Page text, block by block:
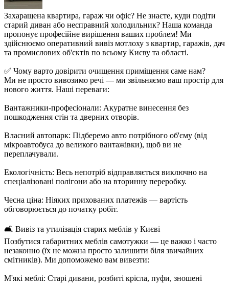
Захаращена квартира, гараж чи офіс? Не знаєте, куди подіти
старий диван або несправний холодильник? Наша команда
пропонує професійне вирішення ваших проблем! Ми
здійснюємо оперативний вивіз мотлоху з квартир, гаражів, дач
та промислових об'єктів по всьому Києву та області.
✅ Чому варто довірити очищення приміщення саме нам?
Ми не просто вивозимо речі — ми звільняємо ваш простір для
нового життя. Наші переваги:
Вантажники-професіонали: Акуратне винесення без
пошкодження стін та дверних отворів.
Власний автопарк: Підберемо авто потрібного об'єму (від
мікроавтобуса до великого вантажівки), щоб ви не
переплачували.
Екологічність: Весь непотріб відправляється виключно на
спеціалізовані полігони або на вторинну переробку.
Чесна ціна: Ніяких прихованих платежів — вартість
обговорюється до початку робіт.
🛋️ Вивіз та утилізація старих меблів у Києві
Позбутися габаритних меблів самотужки — це важко і часто
незаконно (їх не можна просто залишити біля звичайних
смітників). Ми допоможемо вам вивезти:
М'які меблі: Старі дивани, розбиті крісла, пуфи, зношені